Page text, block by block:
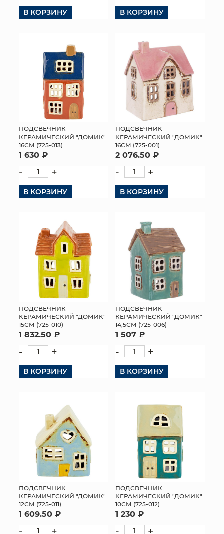
В КОРЗИНУ В КОРЗИНУ
ПОДСВЕЧНИК
КЕРАМИЧЕСКИЙ "ДОМИК"
16СМ (725-013)
1 630 ₽
- +
В КОРЗИНУ
ПОДСВЕЧНИК
КЕРАМИЧЕСКИЙ "ДОМИК"
16СМ (725-001)
2 076.50 ₽
- +
В КОРЗИНУ
ПОДСВЕЧНИК
КЕРАМИЧЕСКИЙ "ДОМИК"
15СМ (725-010)
1 832.50 ₽
- +
В КОРЗИНУ
ПОДСВЕЧНИК
КЕРАМИЧЕСКИЙ "ДОМИК"
14,5СМ (725-006)
1 507 ₽
- +
В КОРЗИНУ
ПОДСВЕЧНИК
КЕРАМИЧЕСКИЙ "ДОМИК"
12СМ (725-011)
1 609.50 ₽
- +
ПОДСВЕЧНИК
КЕРАМИЧЕСКИЙ "ДОМИК"
10СМ (725-012)
1 230 ₽
- +